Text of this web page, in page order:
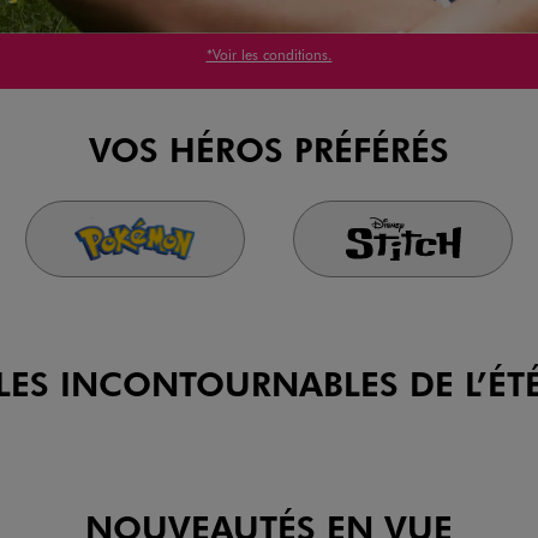
*Voir les conditions.
VOS HÉROS PRÉFÉRÉS
INCONTOURNABLES DE
Nouvelle Collection
NOUVEAUTÉS EN VUE